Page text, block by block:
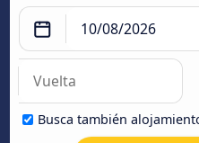
Busca también